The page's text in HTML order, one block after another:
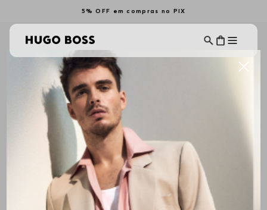
5% OFF em compras no PIX
BOLSAS E MOCHILAS MASCULINAS
Filtrar